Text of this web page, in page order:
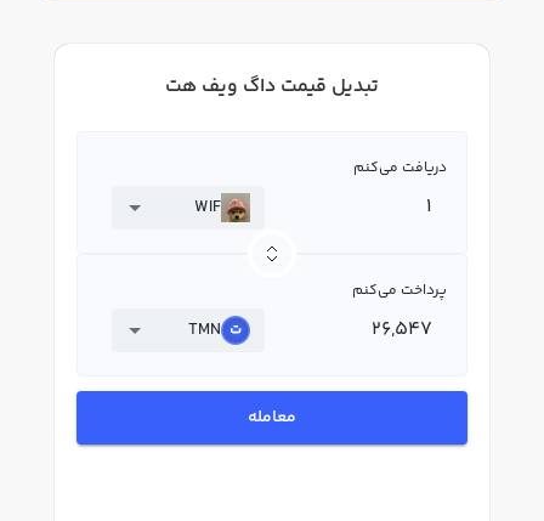
تبدیل قیمت داگ ویف هت
دریافت می‌کنم
WIF
پرداخت می‌کنم
TMN
معامله